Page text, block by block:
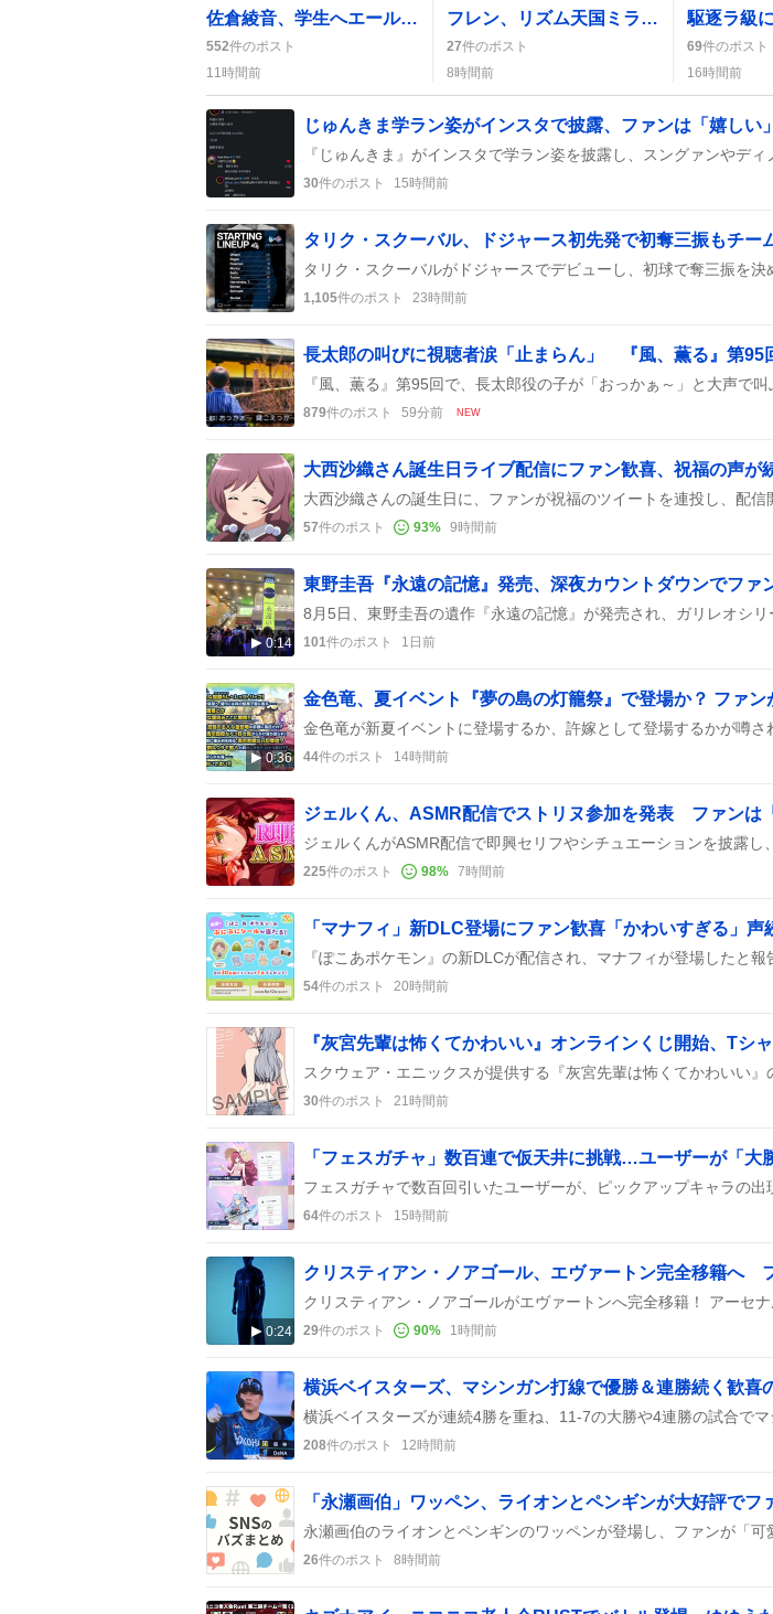
佐倉綾音、学生へエールとセットログ開始でファン歓喜 ラジオで呼びかけSNSで盛り上がり
552件のポスト
11時間前
フレン、リズム天国ミラクルスターズ配信で笑いと裏ステージに大興奮
27件のポスト
8時間前
69件のポスト
16時間前
じゅんきま学ラン姿がインスタで披露、ファンは「嬉しい
30件のポスト 15時間前
1,105件のポスト 23時間前
879件のポスト 59分前 NEW
大西沙織さん誕生日ライブ配信にファン歓喜、祝福の声が
57件のポスト 93% 9時間前
0:14 101件のポスト 1日前
0:36 44件のポスト 14時間前
225件のポスト 98% 7時間前
「マナフィ」新DLC登場にファン歓喜「かわいすぎる」声
54件のポスト 20時間前
30件のポスト 21時間前
64件のポスト 15時間前
0:24 29件のポスト 90% 1時間前
横浜ベイスターズ、マシンガン打線で優勝＆連勝続く歓喜
208件のポスト 12時間前
「永瀬画伯」ワッペン、ライオンとペンギンが大好評でフ
26件のポスト 8時間前